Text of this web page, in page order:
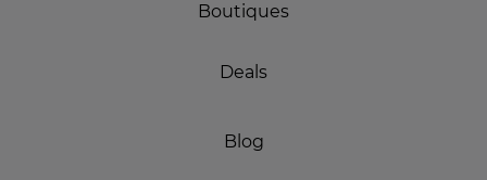
Boutiques
Deals
Blog